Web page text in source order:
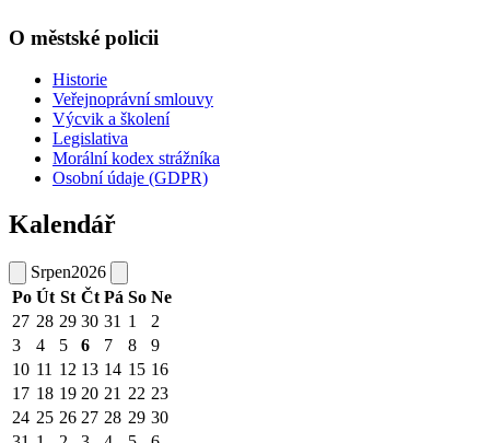
O městské policii
Historie
Veřejnoprávní smlouvy
Výcvik a školení
Legislativa
Morální kodex strážníka
Osobní údaje (GDPR)
Kalendář
Srpen2026
Po Út St Čt Pá So Ne
27 28 29 30 31 1
2
3
4 5 6 7 8
9
10 11 12 13 14 15 16
17 18 19 20 21 22 23
24 25 26 27 28 29 30